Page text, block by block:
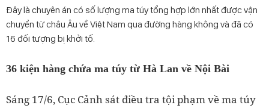
Đây là chuyên án có số lượng ma túy tổng hợp lớn nhất được vận
chuyển từ châu Âu về Việt Nam qua đường hàng không và đã có
16 đối tượng bị khởi tố.
36 kiện hàng chứa ma túy từ Hà Lan về Nội Bài
Sáng 17/6, Cục Cảnh sát điều tra tội phạm về ma túy